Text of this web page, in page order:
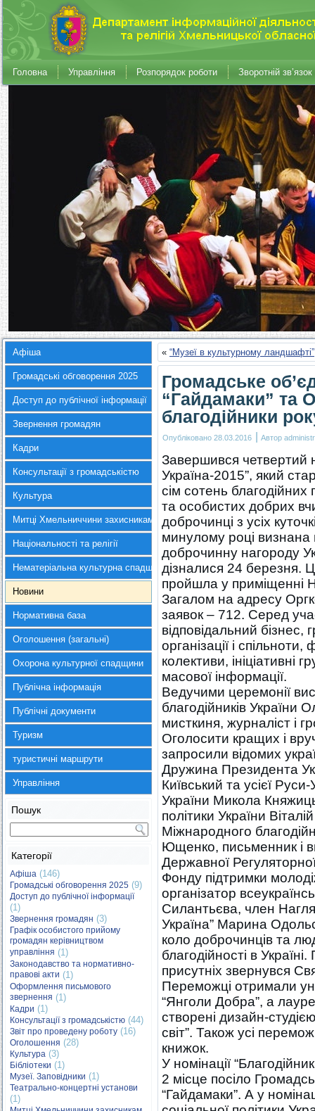
Головна Управління Розпорядок роботи Зворотній зв’язок
Афіша
Громадські обговорення 2025
Доступ до публічної інформації
Звернення громадян
Кадри
Консультації з громадськістю
Культура
Митці Хмельниччини захисникам України
Національності та релігії
Нематеріальна культурна спадщина
Новини
Нормативна база
Оголошення (загальні)
Охорона культурної спадщини
Публічна інформація
Публічні документи
Туризм
туристичні маршрути
Управління
Пошук
Категорії
Афіша (146)
Громадські обговорення 2025 (9)
Доступ до публічної інформації
(1)
Звернення громадян (3)
Графік особистого прийому
громадян керівництвом
управління (1)
Законодавство та нормативно-
правові акти (1)
Оформлення письмового
звернення (1)
Кадри (1)
Консультації з громадськістю (44)
Звіт про проведену роботу (16)
Оголошення (28)
Культура (3)
Бібліотеки (1)
Музеї. Заповідники (1)
Театрально-концертні установи
(1)
« “Музеї в культурному ландшафті”
Громадське
“Гайдамаки” та
благодійники
Опубліковано 28.03.2016 | Автор
Завершився четвертий
Україна-2015”, який
сім сотень благодійних
та особистих добрих
доброчинці з усіх
минулому році
доброчинну нагороду
дізналися 24 березня.
пройшла у приміщенні
Загалом на адресу
заявок – 712. Серед
відповідальний бізнес,
організації і спільноти,
колективи, ініціативні
масової інформації.
Ведучими церемонії
благодійників України
мисткиня, журналіст і
Оголосити кращих і
запросили відомих
Дружина Президента
Київський та усієї
України Микола
політики України
Міжнародного
Ющенко, письменник і
Державної
Фонду підтримки
організатор
Силантьєва, член
Україна” Марина
коло доброчинців та
благодійності в
присутніх звернувся
Переможці отримали
“Янголи Добра”, а
створені дизайн-
світ”. Також усі
книжок.
У номінації
2 місце посіло
“Гайдамаки”. А у